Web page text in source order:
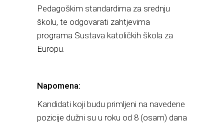
Pedagoškim standardima za srednju
školu, te odgovarati zahtjevima
programa Sustava katoličkih škola za
Europu.
Napomena:
Kandidati koji budu primljeni na navedene
pozicije dužni su u roku od 8 (osam) dana